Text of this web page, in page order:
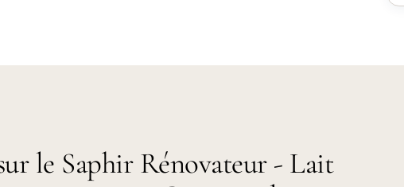
le Saphir Rénovateur - Lait